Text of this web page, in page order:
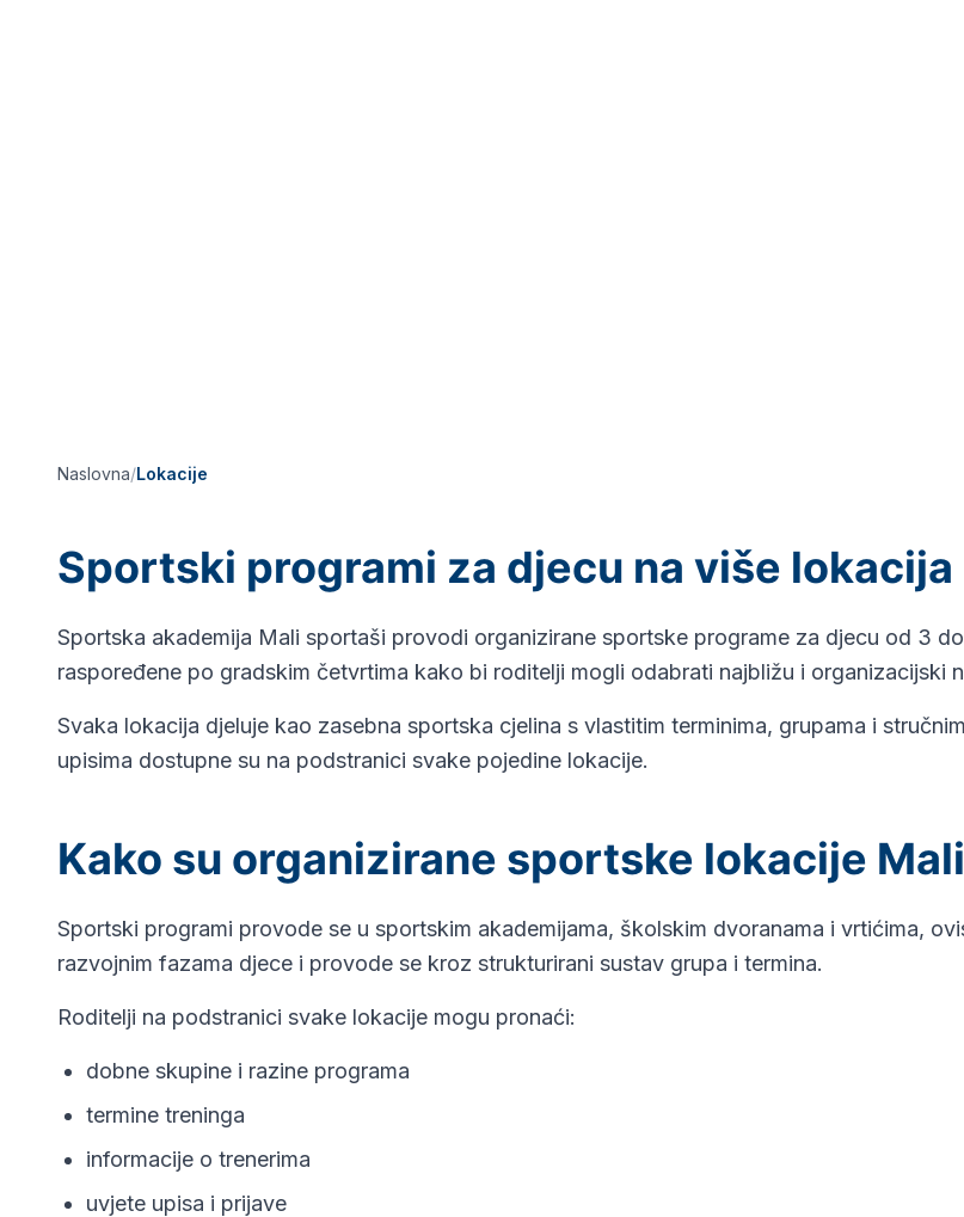
Naslovna/Lokacije
Sportski programi za djecu na više lokacija
Sportska akademija Mali sportaši provodi organizirane sportske programe za djecu od 3
raspoređene po gradskim četvrtima kako bi roditelji mogli odabrati najbližu i organizacijski
Svaka lokacija djeluje kao zasebna sportska cjelina s vlastitim terminima, grupama i
upisima dostupne su na podstranici svake pojedine lokacije.
Kako su organizirane sportske lokacije
Sportski programi provode se u sportskim akademijama, školskim dvoranama i vrtićima,
razvojnim fazama djece i provode se kroz strukturirani sustav grupa i termina.
Roditelji na podstranici svake lokacije mogu pronaći:
dobne skupine i razine programa
termine treninga
informacije o trenerima
uvjete upisa i prijave